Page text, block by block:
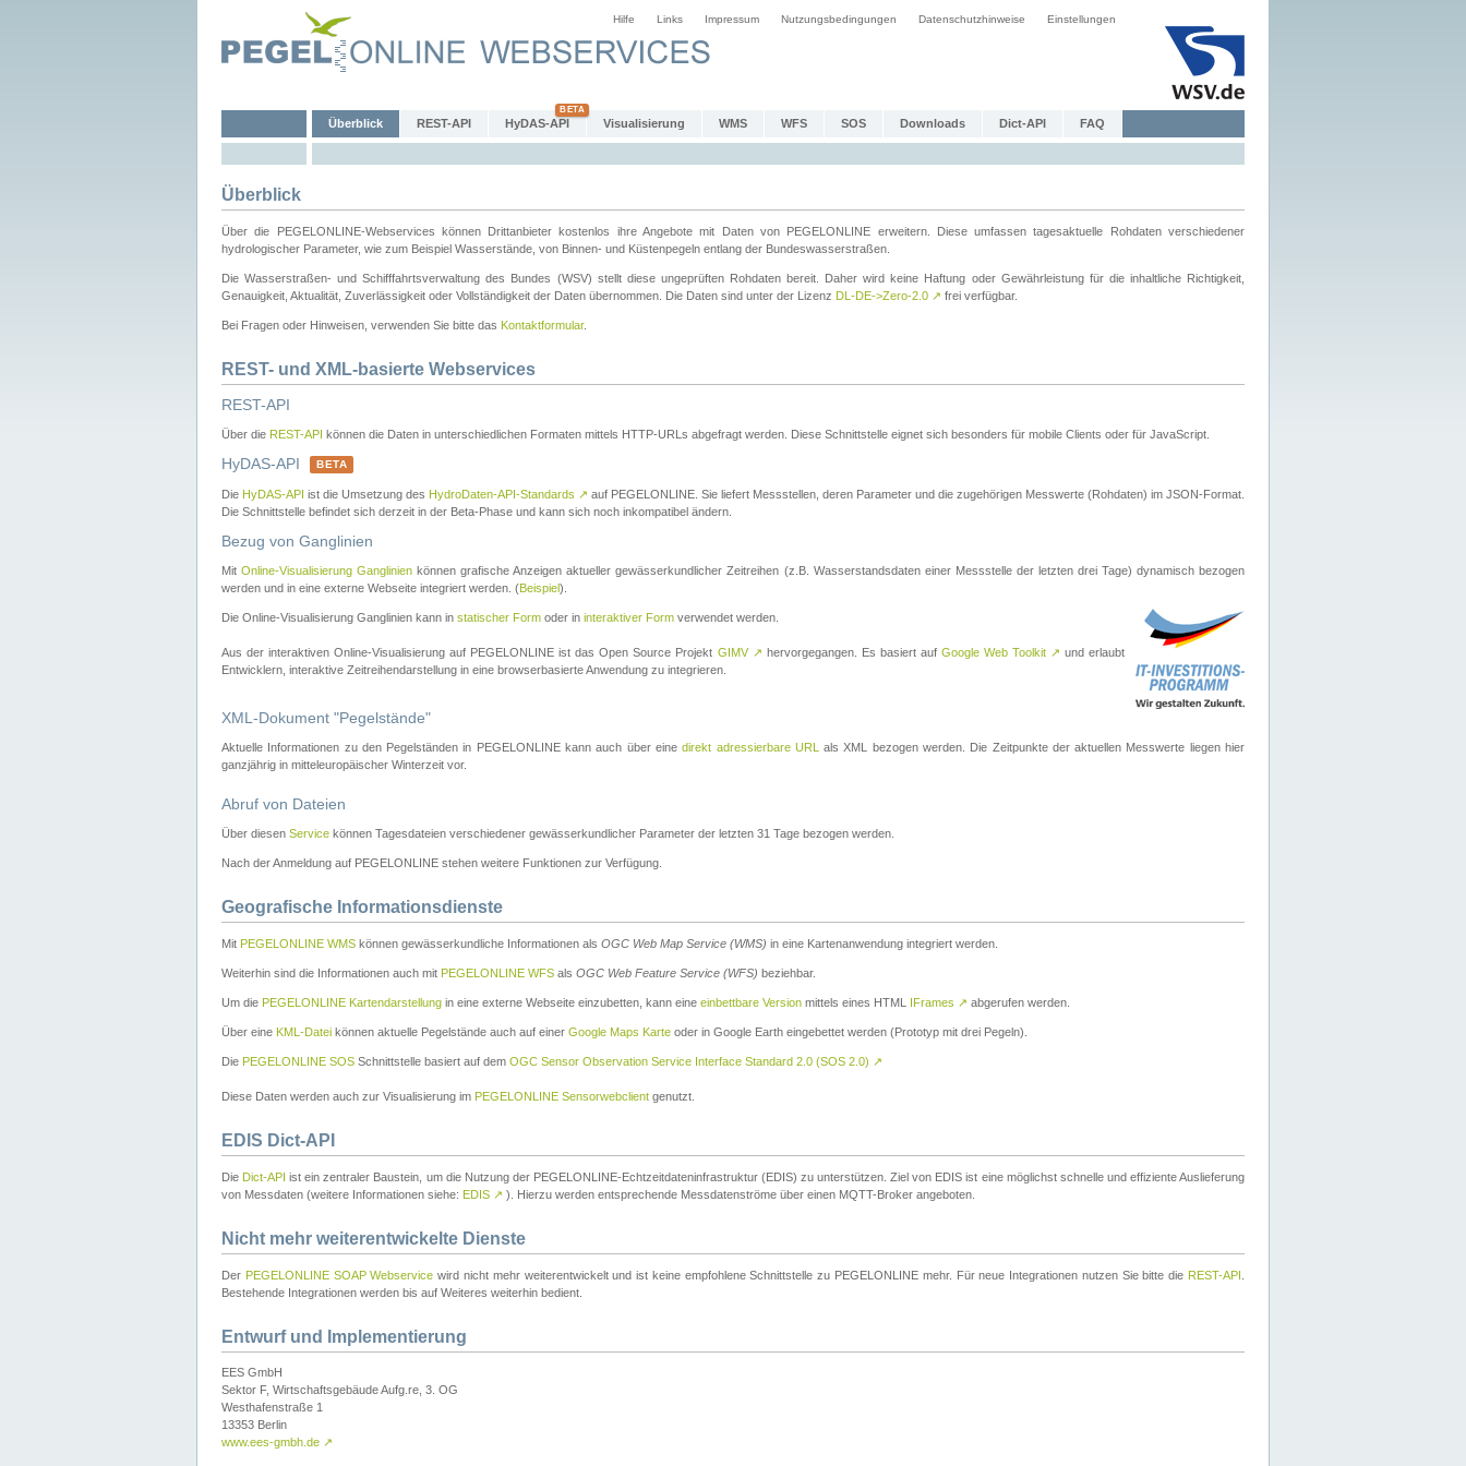
Hilfe Links Impressum Nutzungsbedingungen Datenschutzhinweise Einstellungen
Überblick REST-API HyDAS-API Visualisierung WMS WFS SOS Downloads Dict-API FAQ
Überblick
Über die PEGELONLINE-Webservices können Drittanbieter kostenlos ihre Angebote mit Daten von PEGELONLINE erweitern. Diese umfassen tagesaktuelle Rohdaten verschiedener
hydrologischer Parameter, wie zum Beispiel Wasserstände, von Binnen- und Küstenpegeln entlang der Bundeswasserstraßen.
Die Wasserstraßen- und Schifffahrtsverwaltung des Bundes (WSV) stellt diese ungeprüften Rohdaten bereit. Daher wird keine Haftung oder Gewährleistung für die inhaltliche Richtigkeit,
Genauigkeit, Aktualität, Zuverlässigkeit oder Vollständigkeit der Daten übernommen. Die Daten sind unter der Lizenz DL-DE->Zero-2.0 ↗ frei verfügbar.
Bei Fragen oder Hinweisen, verwenden Sie bitte das Kontaktformular.
REST- und XML-basierte Webservices
REST-API
Über die REST-API können die Daten in unterschiedlichen Formaten mittels HTTP-URLs abgefragt werden. Diese Schnittstelle eignet sich besonders für mobile Clients oder für JavaScript.
HyDAS-API BETA
Die HyDAS-API ist die Umsetzung des HydroDaten-API-Standards ↗ auf PEGELONLINE. Sie liefert Messstellen, deren Parameter und die zugehörigen Messwerte (Rohdaten) im JSON-Format.
Die Schnittstelle befindet sich derzeit in der Beta-Phase und kann sich noch inkompatibel ändern.
Bezug von Ganglinien
MitOnline-Visualisierung Ganglinien können grafische Anzeigen aktueller gewässerkundlicher Zeitreihen (z.B. Wasserstandsdaten einer Messstelle der letzten drei Tage) dynamisch bezogen
werden und in eine externe Webseite integriert werden. (Beispiel).
Die Online-Visualisierung Ganglinien kann in statischer Form oder in interaktiver Form verwendet werden.
Aus der interaktiven Online-Visualisierung auf PEGELONLINE ist das Open Source Projekt GIMV ↗ hervorgegangen. Es basiert auf Google Web Toolkit ↗ und erlaubt
Entwicklern, interaktive Zeitreihendarstellung in eine browserbasierte Anwendung zu integrieren.
XML-Dokument "Pegelstände"
Aktuelle Informationen zu den Pegelständen in PEGELONLINE kann auch über einedirekt adressierbare URL
als XML bezogen werden. Die Zeitpunkte der aktuellen Messwerte liegen hier
ganzjährig in mitteleuropäischer Winterzeit vor.
Abruf von Dateien
Über diesen Service können Tagesdateien verschiedener gewässerkundlicher Parameter der letzten 31 Tage bezogen werden.
Nach der Anmeldung auf PEGELONLINE stehen weitere Funktionen zur Verfügung.
Geografische Informationsdienste
Mit PEGELONLINE WMS können gewässerkundliche Informationen als OGC Web Map Service (WMS) in eine Kartenanwendung integriert werden.
Weiterhin sind die Informationen auch mit PEGELONLINE WFS als OGC Web Feature Service (WFS) beziehbar.
Um die PEGELONLINE Kartendarstellung in eine externe Webseite einzubetten, kann eine einbettbare Version mittels eines HTML IFrames ↗ abgerufen werden.
Über eine KML-Datei können aktuelle Pegelstände auch auf einer Google Maps Karte oder in Google Earth eingebettet werden (Prototyp mit drei Pegeln).
Die PEGELONLINE SOS Schnittstelle basiert auf dem OGC Sensor Observation Service Interface Standard 2.0 (SOS 2.0) ↗
Diese Daten werden auch zur Visualisierung im PEGELONLINE Sensorwebclient genutzt.
EDIS Dict-API
Die Dict-API ist ein zentraler Baustein, um die Nutzung der PEGELONLINE-Echtzeitdateninfrastruktur (EDIS) zu unterstützen. Ziel von EDIS ist eine möglichst schnelle und effiziente Auslieferung
von Messdaten (weitere Informationen siehe: EDIS ↗ ). Hierzu werden entsprechende Messdatenströme über einen MQTT-Broker angeboten.
Nicht mehr weiterentwickelte Dienste
Der PEGELONLINE SOAP Webservice wird nicht mehr weiterentwickelt und ist keine empfohlene Schnittstelle zu PEGELONLINE mehr. Für neue Integrationen nutzen Sie bitte die REST-API
Bestehende Integrationen werden bis auf Weiteres weiterhin bedient.
Entwurf und Implementierung
EES GmbH
Sektor F, Wirtschaftsgebäude Aufg.re, 3. OG
Westhafenstraße 1
13353 Berlin
www.ees-gmbh.de ↗